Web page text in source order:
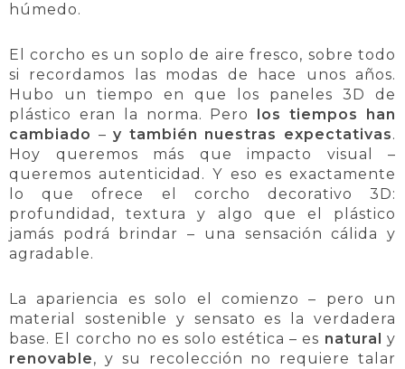
húmedo.
El corcho es un soplo de aire fresco, sobre todo
si recordamos las modas de hace unos años.
Hubo un tiempo en que los paneles 3D de
plástico eran la norma. Pero
los tiempos han
cambiado –y también nuestras expectativas.
Hoy queremos más que impacto visual –
queremos autenticidad. Y eso es exactamente
lo que ofrece el corcho decorativo 3D:
profundidad, textura y algo que el plástico
jamás podrá brindar – una sensación cálida y
agradable.
La apariencia es solo el comienzo – pero un
material sostenible y sensato es la verdadera
base. El corcho no es solo estética – es natural
y
renovable, y su recolección no requiere talar